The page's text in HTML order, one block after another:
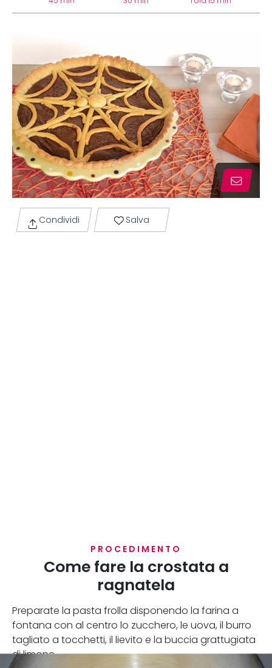
Condividi Salva
PROCEDIMENTO
Come fare la crostata a
ragnatela
Preparate la pasta frolla disponendo la farina a
fontana con al centro lo zucchero, le uova, il burro
tagliato a tocchetti, il lievito e la buccia grattugiata
di limone